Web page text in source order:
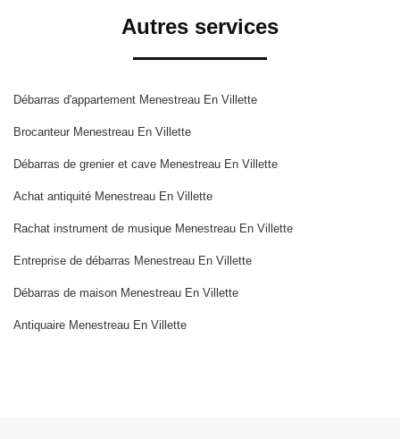
Autres services
Débarras d'appartement Menestreau En Villette
Brocanteur Menestreau En Villette
Débarras de grenier et cave Menestreau En Villette
Achat antiquité Menestreau En Villette
Rachat instrument de musique Menestreau En Villette
Entreprise de débarras Menestreau En Villette
Débarras de maison Menestreau En Villette
Antiquaire Menestreau En Villette